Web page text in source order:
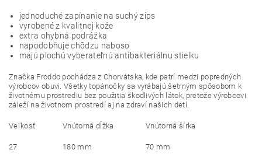
jednoduché zapínanie na suchý zips
vyrobené z kvalitnej kože
extra ohybná podrážka
napodobňuje chôdzu naboso
majú plochú vyberateľnú antibakteriálnu stielku
Značka Froddo pochádza z Chorvátska, kde patrí medzi popredných
výrobcov obuvi. Všetky topánočky sa vyrábajú šetrným spôsobom k
životnému prostrediu bez použitia škodlivých látok, pretože výrobcovi
záleží na životnom prostredí aj na zdraví našich detí.
Veľkosť Vnútorná dĺžka Vnútorná šírka
27 180 mm 70 mm